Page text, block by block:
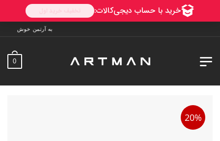
به آرتمن خوش آمدید. ارسال به سراسر ایران. 7 روز
0
20%